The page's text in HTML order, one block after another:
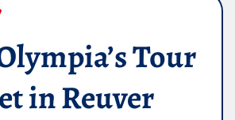
Tour
in Reuver